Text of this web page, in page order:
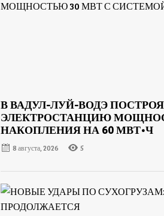
В ВАДУЛ-ЛУЙ-ВОДЭ
ЭЛЕКТРОСТАНЦИЮ
НАКОПЛЕНИЯ НА 60 МВТ•Ч
8 августа, 2026 5